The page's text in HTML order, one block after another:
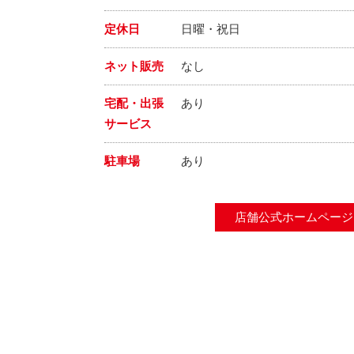
定休日 日曜・祝日
ネット販売 なし
宅配・出張
サービス
あり
駐車場 あり
店舗公式ホームページ